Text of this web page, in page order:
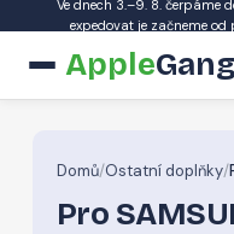
Ve dnech 3.–9. 8. čerpáme
expedovat je začneme od
AppleGang
Domů/Ostatní doplňky/
Pro